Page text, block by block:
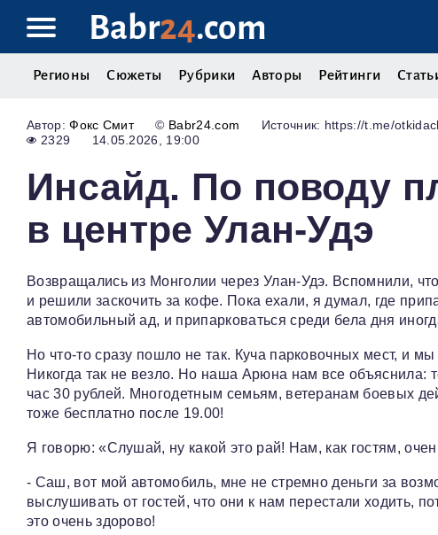
Babr24.com
Регионы Сюжеты Рубрики Авторы Рейтинги
Фокс Смит © Babr24.com Источник: https://t.me/
2329
14.05.2026, 19:00
Инсайд. По поводу
в центре Улан-Удэ
Возвращались из Монголии через Улан-Удэ. Вспомнили,
и решили заскочить за кофе. Пока ехали, я думал, где
автомобильный ад, и припарковаться среди бела дня
Но что-то сразу пошло не так. Куча парковочных мест, и
Никогда так не везло. Но наша Арюна нам все объяснила:
час 30 рублей. Многодетным семьям, ветеранам боевых
тоже бесплатно после 19.00!
Я говорю: «Слушай, ну какой это рай! Нам, как гостям,
- Саш, вот мой автомобиль, мне не стремно деньги за
выслушивать от гостей, что они к нам перестали ходить,
это очень здорово!